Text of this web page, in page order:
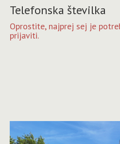
Telefonska številka
Oprostite, najprej sej je
prijaviti.